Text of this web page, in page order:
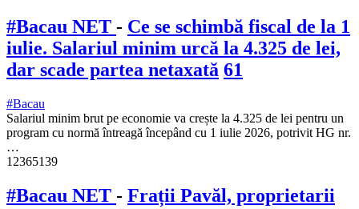
#Bacau NET - Ce se schimbă fiscal de la 1
iulie. Salariul minim urcă la 4.325 de lei,
dar scade partea netaxată 61
#Bacau
Salariul minim brut pe economie va crește la 4.325 de lei pentru un
program cu normă întreagă începând cu 1 iulie 2026, potrivit HG nr.
…
12365139
#Bacau NET - Frații Pavăl, proprietarii